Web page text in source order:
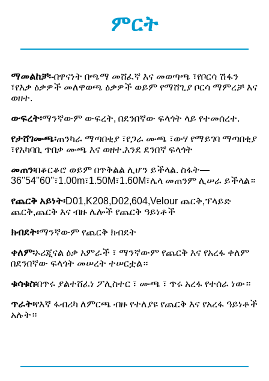
ምርት
ማመልከቻ፡-በዋናነት በጫማ መሸፈኛ እና መወጣጫ ፣የቦርሳ ሽፋን
፣የእቃ ዕቃዎች መለዋወጫ ዕቃዎች ወይም የማሸጊያ ቦርሳ ማምረቻ እና
ወዘተ.
ውፍረት፡ማንኛውም ውፍረት, በደንበኛው ፍላጎት ላይ የተመሰረተ.
የታሸገሙጫ፡ጠንካራ ማጣበቂያ ፣የጋራ ሙጫ ፣ውሃ የማይገባ ማጣበቂያ
፣የአካባቢ ጥበቃ ሙጫ እና ወዘተ.እንደ ደንበኛ ፍላጎት
መጠን፡በቆርቆሮ ወይም በጥቅልል ሊሆን ይችላል. ስፋት—
36''54''60''፣1.00m፣1.50M፣1.60M፣ሌላ መጠንም ሊሠራ ይችላል።
የጨርቅ አይነት፡D01,K208,D02,604,Velour ጨርቅ,ፕላይድ
ጨርቅ,ጨርቅ እና ብዙ ሌሎች የጨርቅ ዓይነቶች
ክብደት፡ማንኛውም የጨርቅ ክብደት
ቀለም፡ኦሪጂናል ዕቃ አምራች ፣ ማንኛውም የጨርቅ እና የአረፋ ቀለም
በደንበኛው ፍላጎት መሠረት ተሠርቷል።
ቁሳቁስ፡በጥሩ ያልተሸፈነ ፖሊስተር ፣ ሙጫ ፣ ጥሩ አረፋ የተሰራ ነው።
ጥራት፡የእኛ ፋብሪካ ለምርጫ ብዙ የተለያዩ የጨርቅ እና የአረፋ ዓይነቶች
አሉት።